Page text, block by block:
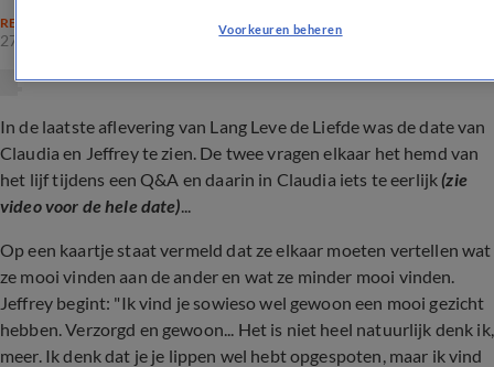
REALITY
27 nov 2023, 20:43
In de laatste aflevering van Lang Leve de Liefde was de date van
Claudia en Jeffrey te zien. De twee vragen elkaar het hemd van
het lijf tijdens een Q&A en daarin in Claudia iets te eerlijk(zie
video voor de hele date)...
Op een kaartje staat vermeld dat ze elkaar moeten vertellen wat
ze mooi vinden aan de ander en wat ze minder mooi vinden.
Jeffrey begint: "Ik vind je sowieso wel gewoon een mooi gezicht
hebben. Verzorgd en gewoon... Het is niet heel natuurlijk denk ik,
meer. Ik denk dat je je lippen wel hebt opgespoten, maar ik vind
Voorkeuren beheren